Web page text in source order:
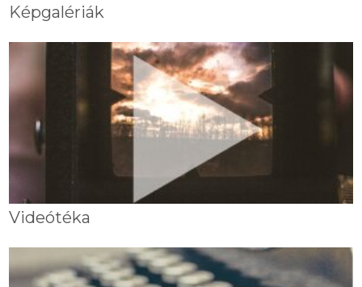
Képgalériák
Videótéka